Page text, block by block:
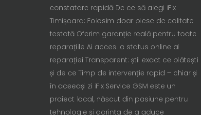
constatare rapidă De ce să alegi iFix
Timișoara: Folosim doar piese de calitate
testată Oferim garanție reală pentru toate
reparațiile Ai acces la status online al
reparației Transparent: știi exact ce plătești
și de ce Timp de intervenție rapid – chiar și
în aceeași zi iFix Service GSM este un
proiect local, născut din pasiune pentru
tehnologie și dorința de a aduce